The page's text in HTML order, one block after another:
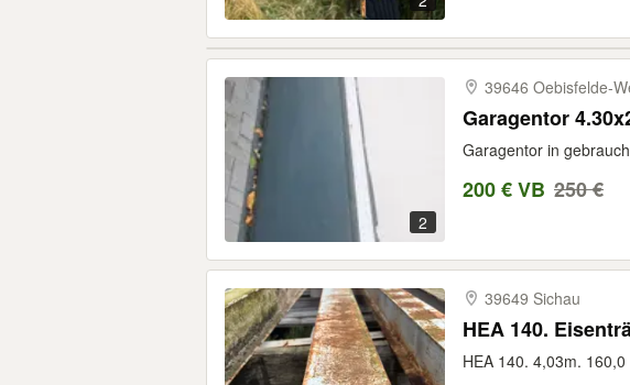
2
39646 Oebisfelde-​
Garagentor
Garagentor in
200 € VB 250 €
39649 Sichau
HEA 140.
HEA 140. 4,03m.